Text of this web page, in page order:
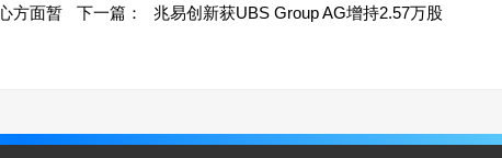
方面暂
下一篇： 兆易创新获UBS Group AG增持2.57万股